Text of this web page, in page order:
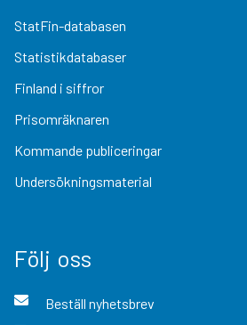
StatFin-databasen
Statistikdatabaser
Finland i siffror
Prisomräknaren
Kommande publiceringar
Undersökningsmaterial
Följ oss
Beställ nyhetsbrev